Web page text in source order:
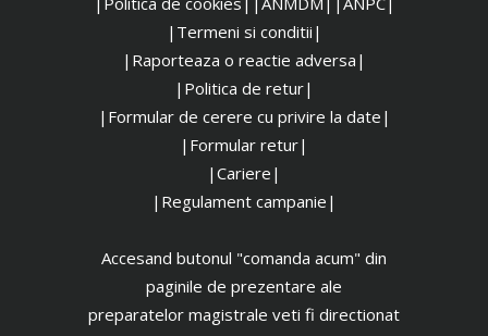
|Termeni si conditii|
|Raporteaza o reactie adversa|
|Politica de retur|
|Formular de cerere cu privire la date|
|Formular retur|
|Cariere|
|Regulament campanie|
Accesand butonul "comanda acum" din
paginile de prezentare ale
preparatelor magistrale veti fi directionat